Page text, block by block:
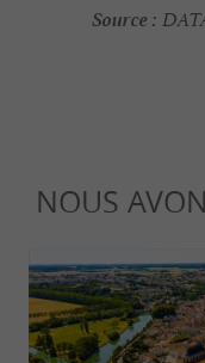
Source :
NOUS